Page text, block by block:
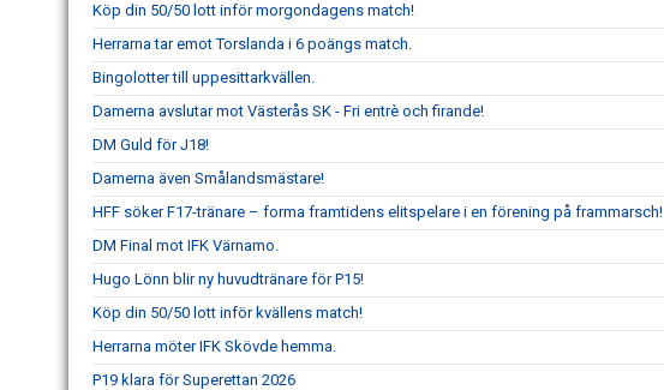
Köp din 50/50 lott inför morgondagens match!
Herrarna tar emot Torslanda i 6 poängs match.
Bingolotter till uppesittarkvällen.
Damerna avslutar mot Västerås SK - Fri entrè och firande!
DM Guld för J18!
Damerna även Smålandsmästare!
HFF söker F17-tränare – forma framtidens elitspelare i en förening på frammarsch!
DM Final mot IFK Värnamo.
Hugo Lönn blir ny huvudtränare för P15!
Köp din 50/50 lott inför kvällens match!
Herrarna möter IFK Skövde hemma.
P19 klara för Superettan 2026